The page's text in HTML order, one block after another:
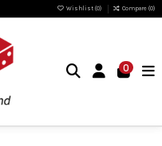
Wishlist (0) Compare (0)
0